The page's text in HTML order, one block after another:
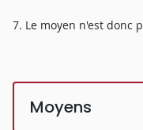
7. Le moyen n'est donc
Moyens